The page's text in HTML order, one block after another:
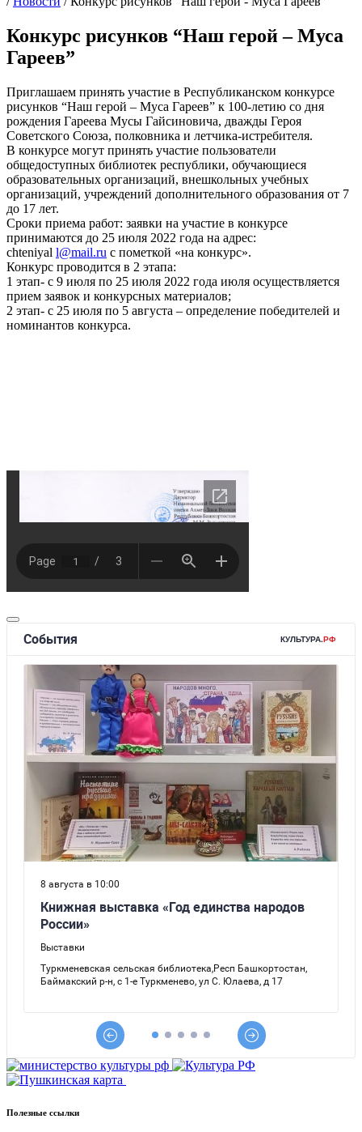
Конкурс рисунков “Наш герой – Муса
Гареев”
Приглашаем принять участие в Республиканском конкурсе
рисунков “Наш герой – Муса Гареев” к 100-летию со дня
рождения Гареева Мусы Гайсиновича, дважды Героя
Советского Союза, полковника и летчика-истребителя.
В конкурсе могут принять участие пользователи
общедоступных библиотек республики, обучающиеся
образовательных организаций, внешкольных учебных
организаций, учреждений дополнительного образования от 7
до 17 лет.
Сроки приема работ: заявки на участие в конкурсе
принимаются до 25 июля 2022 года на адрес:
chteniyal l@mail.ru с пометкой «на конкурс».
Конкурс проводится в 2 этапа:
1 этап- с 9 июля по 25 июля 2022 года июля осуществляется
прием заявок и конкурсных материалов;
2 этап- с 25 июля по 5 августа – определение победителей и
номинантов конкурса.
Полезные ссылки